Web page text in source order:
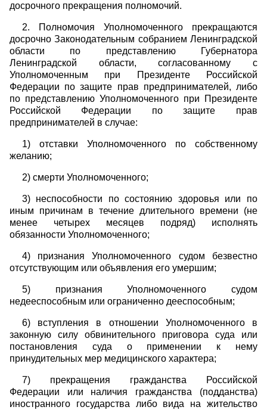
досрочного прекращения полномочий.
2. Полномочия Уполномоченного прекращаются
досрочно Законодательным собранием Ленинградской
области по представлению Губернатора
Ленинградской области, согласованному с
Уполномоченным при Президенте Российской
Федерации по защите прав предпринимателей, либо
по представлению Уполномоченного при Президенте
Российской Федерации по защите прав
предпринимателей в случае:
1) отставки Уполномоченного по собственному
желанию;
2) смерти Уполномоченного;
3) неспособности по состоянию здоровья или по
иным причинам в течение длительного времени (не
менее четырех месяцев подряд) исполнять
обязанности Уполномоченного;
4) признания Уполномоченного судом безвестно
отсутствующим или объявления его умершим;
5) признания Уполномоченного судом
недееспособным или ограниченно дееспособным;
6) вступления в отношении Уполномоченного в
законную силу обвинительного приговора суда или
постановления суда о применении к нему
принудительных мер медицинского характера;
7) прекращения гражданства Российской
Федерации или наличия гражданства (подданства)
иностранного государства либо вида на жительство